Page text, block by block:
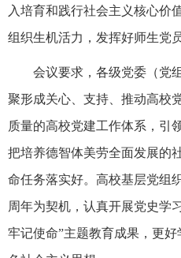
入培育和践行社会主义核心价
组织生机活力，发挥好师生党
会议要求，各级党委（党
聚形成关心、支持、推动高校
质量的高校党建工作体系，引
把培养德智体美劳全面发展的
命任务落实好。高校基层党组
周年为契机，认真开展党史学
牢记使命”主题教育成果，更